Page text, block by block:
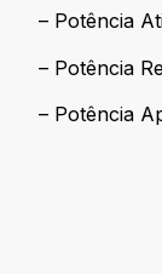
– Potência
– Potência
– Potência